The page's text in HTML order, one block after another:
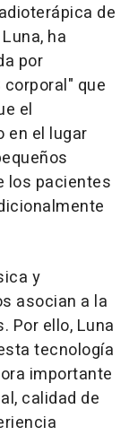
de
ha
por
que
el
en el lugar
los pacientes
y
asocian a la
Por ello, Luna
tecnología
importante
calidad de